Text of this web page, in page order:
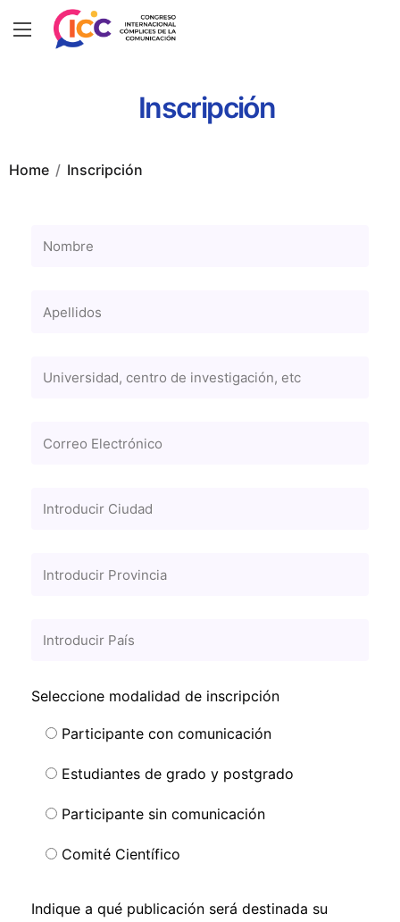
Inscripción
Home Inscripción
Seleccione modalidad de inscripción
Participante con comunicación
Estudiantes de grado y postgrado
Participante sin comunicación
Comité Científico
Indique a qué publicación será destinada su